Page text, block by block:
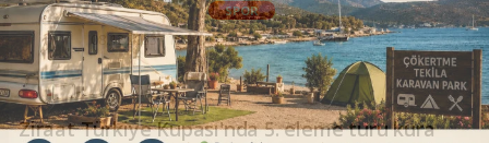
SPOR
08.12.2023 - 16:33, Güncelleme: 08.12.2023 - 16:33
Ziraat Türkiye Kupası'nda 5. eleme turu kura